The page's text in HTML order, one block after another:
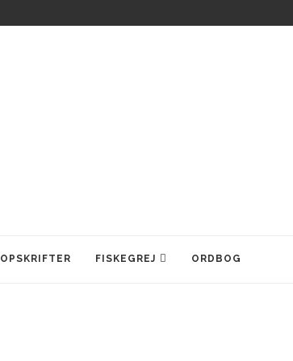
OPSKRIFTER FISKEGREJ ORDBOG